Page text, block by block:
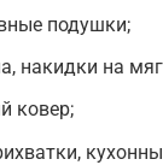
подушки;
накидки на
ковер;